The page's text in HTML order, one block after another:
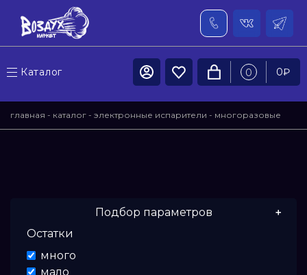
Каталог 0 0₽
главная - каталог - электронные испарители - многоразовые
Подбор параметров
Цена
Остатки
много
мало